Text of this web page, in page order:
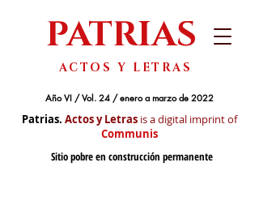
PATRIAS
Sitio pobre en construcción permanente
ACTOS Y LETRAS
Año VI / Vol. 24 / enero a marzo de 2022
Patrias. Actos y Letras is a digital imprint of
Communis